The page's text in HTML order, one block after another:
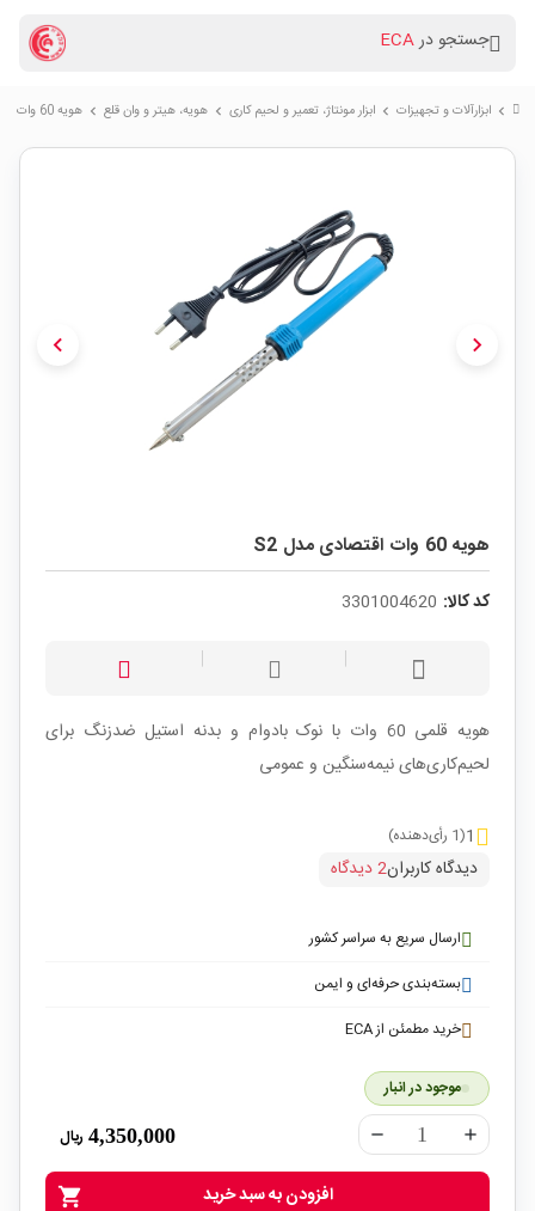
جستجو درECA
chevron_right ابزارآلات و تجهیزات chevron_right ابزار مونتاژ، تعمیر و لحیم کاری chevron_right هویه، هیتر و وان قلع chevron_right هویه 60 وات اقتصادی مدل S2
chevron_left chevron_right
هویه 60 وات اقتصادی مدل S2
کد کالا: 3301004620
هویه قلمی 60 وات با نوک بادوام و بدنه استیل ضدزنگ برای
لحیم‌کاری‌های نیمه‌سنگین و عمومی
1(1 رأی‌دهنده)
دیدگاه کاربران2 دیدگاه
ارسال سریع به سراسر کشور
بسته‌بندی حرفه‌ای و ایمن
خرید مطمئن از ECA
موجود در انبار
remove add
4,350,000 ریال
shopping_cart افزودن به سبد خرید